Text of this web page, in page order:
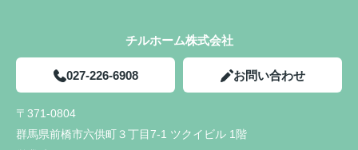
チルホーム株式会社
027-226-6908 お問い合わせ
〒371-0804
群馬県前橋市六供町３丁目7-1 ツクイビル 1階